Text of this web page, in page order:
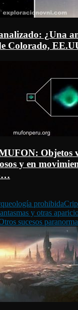
¿Una
Colorado,
Objetos
y en
prohibida
y otras
sucesos